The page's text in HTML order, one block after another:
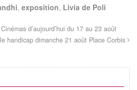
, exposition, Livia de Poli
d’aujourd’hui du 17 au 23 août
handicap dimanche 21 août Place Corbis